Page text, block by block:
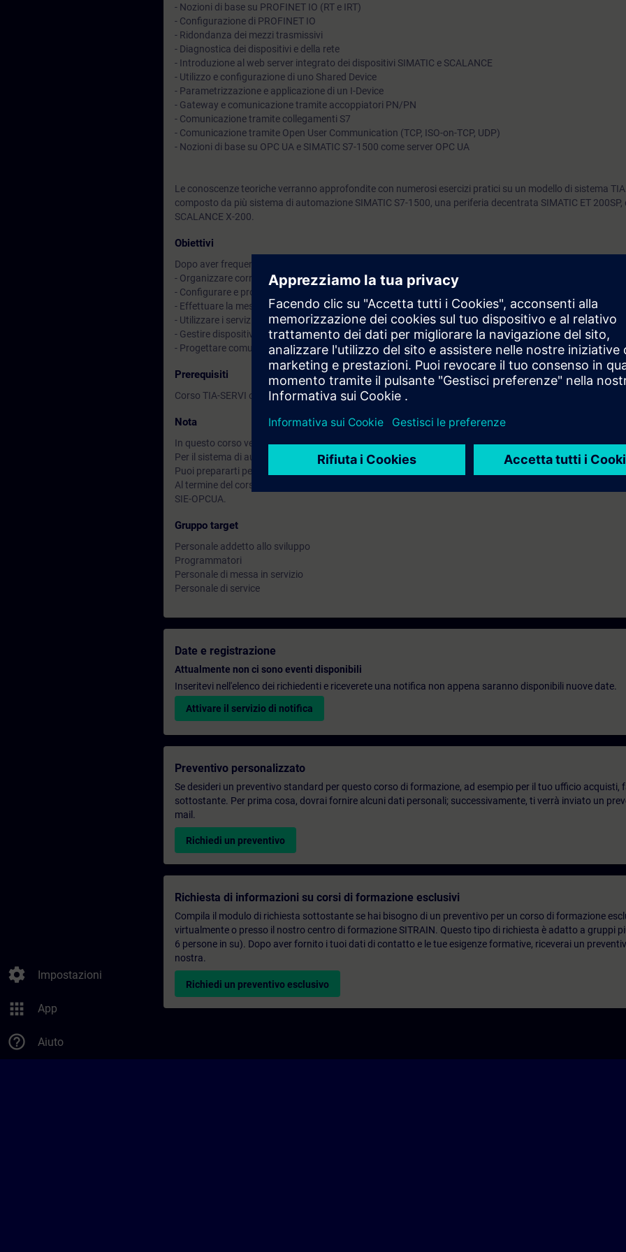
settings Impostazioni
apps App
help_outline Aiuto
stabilire la comunicazione tra i controller e oltre e i livelli di
- Nozioni di base su PROFINET IO (RT e IRT)
- Configurazione di PROFINET IO
- Ridondanza dei mezzi trasmissivi
- Diagnostica dei dispositivi e della rete
- Introduzione al web server integrato dei dispositivi SIMATIC e SCALANCE
- Utilizzo e configurazione di uno Shared Device
- Parametrizzazione e applicazione di un I-Device
- Gateway e comunicazione tramite accoppiatori PN/PN
- Comunicazione tramite collegamenti S7
- Comunicazione tramite Open User Communication (TCP, ISO-on-TCP, UDP)
- Nozioni di base su OPC UA e SIMATIC S7-1500 come server OPC UA
Le conoscenze teoriche verranno approfondite con numerosi esercizi pratici su un modello di sistema
composto da più sistema di automazione SIMATIC S7-1500, una periferia decentrata SIMATIC ET 200SP,
SCALANCE X-200.
Obiettivi
Dopo aver frequentato il corso sarai in grado di:
- Organizzare correttamente una rete PROFINET e risolverne i problemi
- Configurare e programmare dispositivi tramite PROFINET IO
- Effettuare la messa in servizio di una rete ridondata
- Utilizzare i servizi web integrati nei dispositivi PROFINET
- Gestire dispositivi tramite Share Device, I-Device e accoppiatore PN/PN
- Progettare comunicazioni acicliche tra dispositivi
Prerequisiti
Corso TIA-SERVI o TIA-PRO1 o equivalenti conoscenze dei sistemi di automazione.
Nota
In questo corso vengono utilizzati il sistema di automazione SIMATIC S7-1500 e il software SIMATIC
Per il sistema di automazione SIMATIC S7-300 e il software SIMATIC STEP 7 V5.x è disponibile il corso
Puoi prepararti per questa attività tramite i corsi propedeutici
Al termine del corso puoi approfondire gli argomenti trattati tramite il nostro
: SIE-
SIE-OPCUA.
Gruppo target
Personale addetto allo sviluppo
Programmatori
Personale di messa in servizio
Personale di service
Date e registrazione
Attualmente non ci sono eventi disponibili
Inseritevi nell'elenco dei richiedenti e riceverete una notifica non appena saranno disponibili nuove date.
Attivare il servizio di notifica
Preventivo personalizzato
Se desideri un preventivo standard per questo corso di formazione, ad esempio per il tuo ufficio acquisti,
sottostante. Per prima cosa, dovrai fornire alcuni dati personali; successivamente, ti verrà inviato un
mail.
Richiedi un preventivo
Richiesta di informazioni su corsi di formazione esclusivi
Compila il modulo di richiesta sottostante se hai bisogno di un preventivo per un corso di formazione
virtualmente o presso il nostro centro di formazione SITRAIN. Questo tipo di richiesta è adatto a gruppi
6 persone in su). Dopo aver fornito i tuoi dati di contatto e le tue esigenze formative, riceverai un
nostra.
Richiedi un preventivo esclusivo